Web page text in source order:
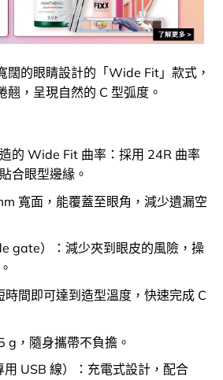
闊的眼睛設計的「Wide Fit」款式，
翹，呈現自然的 C 型弧度。
的 Wide Fit 曲率：採用 24R 曲率
合眼型邊緣。
寬面，能覆蓋至眼角，減少遺漏空
gate）：減少夾到眼皮的風險，操
間即可達到造型溫度，快速完成 C
g，隨身攜帶不負擔。
USB 線）：充電式設計，配合